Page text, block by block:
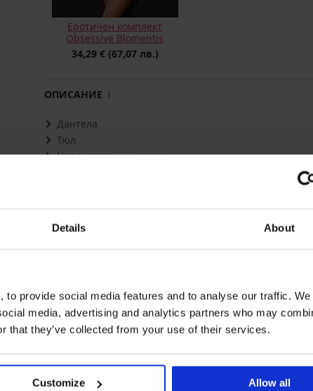
Details About
provide social media features and to analyse our traffic.
media, advertising and analytics partners who may
that they’ve collected from your use of their services.
Customize Allow all
Еротичен комплект
Obsessive Blomentis
34,29 € (67,07 лв.)
ОПИСАНИЕ
Дантела
Тюл
Неподплатени чашки
Задно закопчаване с две телени копчета на три
Подсилено памучно дъно
Долната част е тип прашки
Код на артикула
Nutris_kos
Марка
Obsessive
Производител
AMOCARAT Sp. z o.o,
Czaniec, Poland,
Може да ви хареса